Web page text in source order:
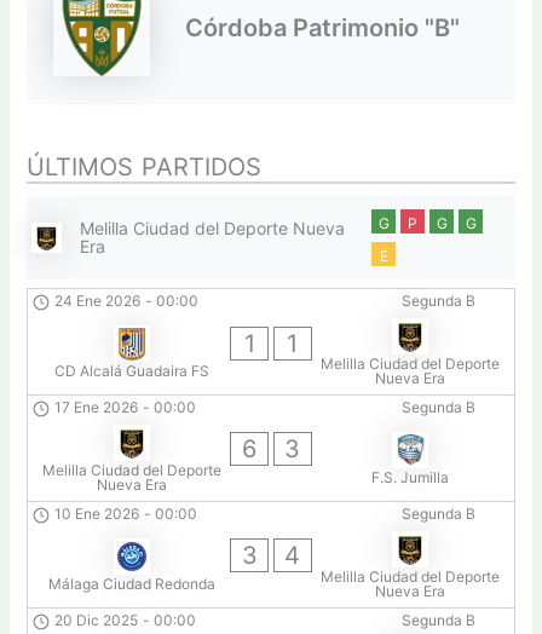
Córdoba Patrimonio "B"
ÚLTIMOS PARTIDOS
Melilla Ciudad del Deporte Nueva
Era
G P G
G
E
Segunda B
24 Ene 2026 - 00:00
CD Alcalá Guadaira FS
1 1
Melilla Ciudad del Deporte
Nueva Era
Segunda B
17 Ene 2026 - 00:00
Melilla Ciudad del Deporte
Nueva Era
6 3
F.S. Jumilla
Segunda B
10 Ene 2026 - 00:00
Málaga Ciudad Redonda
3 4
Melilla Ciudad del Deporte
Nueva Era
Segunda B
20 Dic 2025 - 00:00